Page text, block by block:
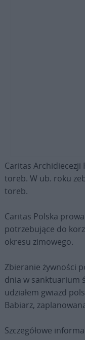
Caritas Archidiecezji
toreb. W ub. roku
toreb.
Caritas Polska
potrzebujące do
okresu zimowego.
Zbieranie żywności
dnia w sanktuarium
udziałem gwiazd
Babiarz,
Szczegółowe